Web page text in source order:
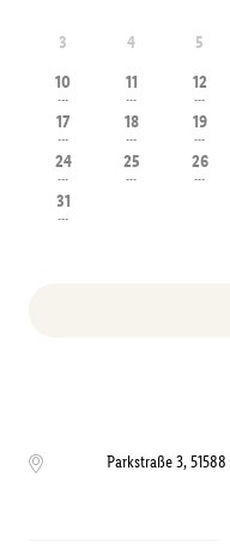
3
4 5
10
---
11
---
12
---
17
---
18
---
19
---
24
---
25
---
26
---
31
---
Parkstraße 3,51588